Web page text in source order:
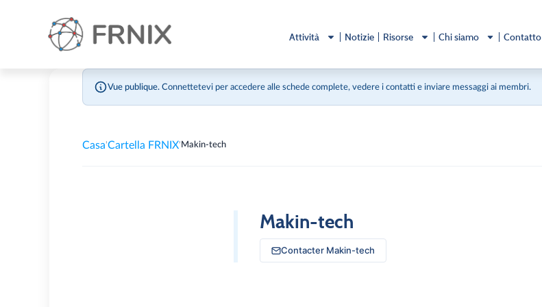
Attività Notizie Risorse Chi siamo Contatto
Vue publique. Connettetevi per accedere alle schede complete, vedere i contatti e inviare messaggi ai membri.
Casa'Cartella FRNIX' Makin-tech
Makin-tech
Contacter Makin-tech